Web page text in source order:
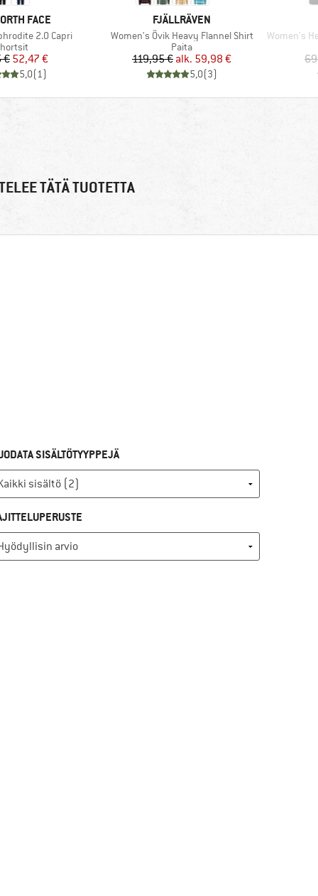
FACE
2.0 Capri
Hinta
€ Alennettu hinta
52,47 €
5,0(1)
MERKKI
FJÄLLRÄVEN
Tuote
Women's Övik Heavy Flannel Shirt
Tuoteryhmä
Paita
Hinta
119,95 € Alennettu hinta
alk. 59,98 €
5,0(3)
Tuote
Women's
TÄTÄ TUOTETTA
SISÄLTÖTYYPPEJÄ